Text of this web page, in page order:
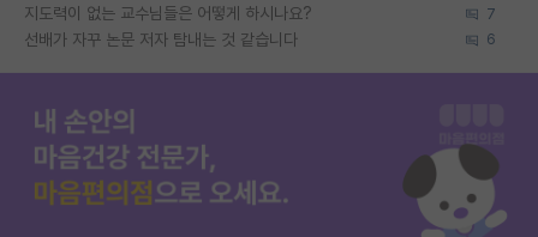
지도력이 없는 교수님들은 어떻게 하시나요? 7
선배가 자꾸 논문 저자 탐내는 것 같습니다 6